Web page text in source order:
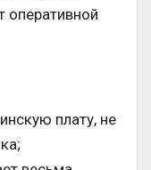
оперативной
плату, не